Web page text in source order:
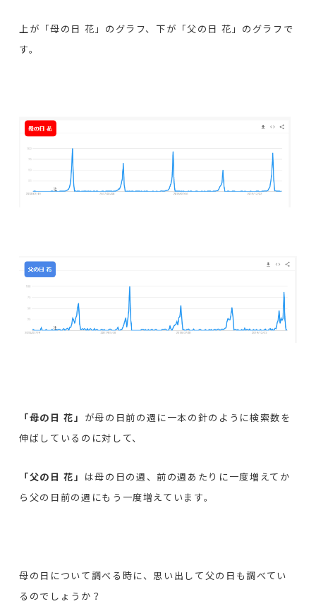
上が「母の日 花」のグラフ、下が「父の日 花」のグラフで
す。
「母の日 花」 が母の日前の週に一本の針のように検索数を
伸ばしているのに対して、
「父の日 花」 は母の日の週、前の週あたりに一度増えてか
ら父の日前の週にもう一度増えています。
母の日について調べる時に、思い出して父の日も調べてい
るのでしょうか？